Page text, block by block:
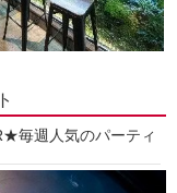
毎週人気のパーティ